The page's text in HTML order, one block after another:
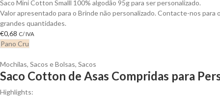
Saco Mini Cotton Smalll 100% algodão 95g para ser personalizado.
Valor apresentado para o Brinde não personalizado. Contacte-nos
grandes quantidades.
€0,68 C/ IVA
Pano Cru
Mochilas, Sacos e Bolsas, Sacos
Saco Cotton de Asas Compridas para
Highlights: